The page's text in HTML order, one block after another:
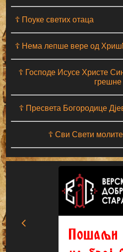
☦ Поуке светих отаца
☦ Нема лепше вере од
☦ Господе Исусе Христе
грешне
☦ Пресвета Богородице
☦ Сви Свети